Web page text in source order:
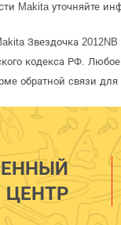
Makita уточняйте
Звездочка
кодекса РФ.
обратной связи для